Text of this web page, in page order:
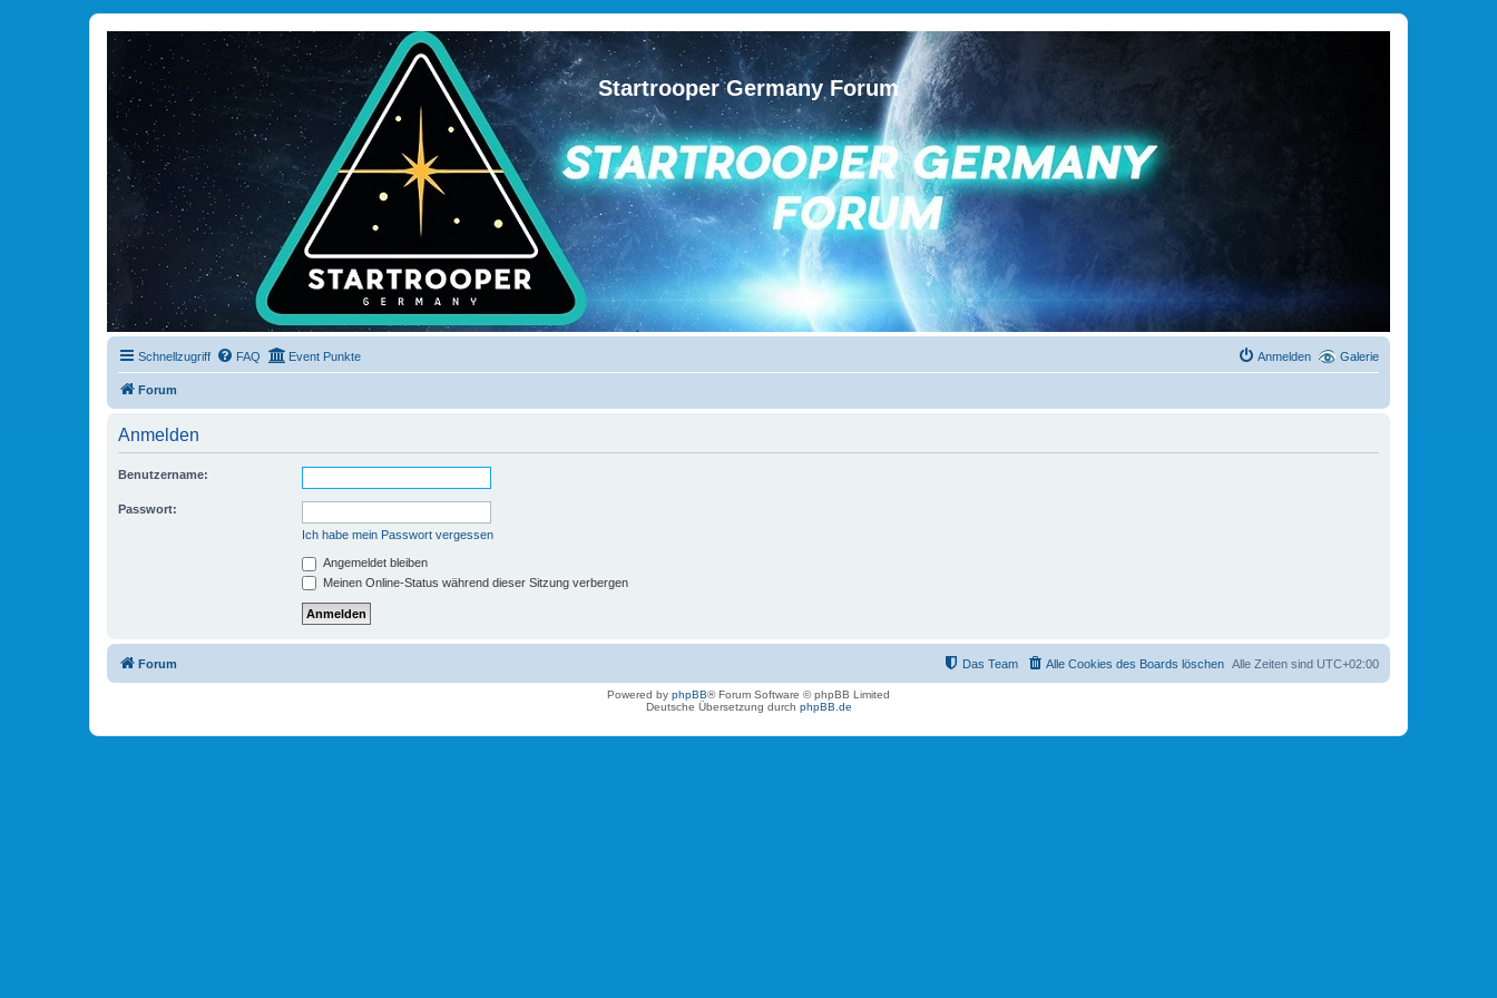
Startrooper Germany Forum
Schnellzugriff Galerie
FAQ Event Punkte Anmelden
Forum
Anmelden
Benutzername:
Passwort:
Ich habe mein Passwort vergessen
Angemeldet bleiben
Meinen Online-Status während dieser Sitzung verbergen
Forum Alle Zeiten sind UTC+02:00
Alle Cookies des Boards löschen
Das Team
Powered by phpBB® Forum Software © phpBB Limited
Deutsche Übersetzung durch phpBB.de